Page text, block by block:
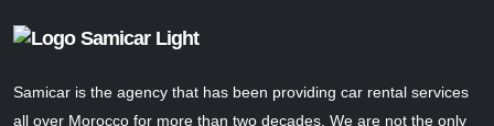
Samicar is the agency that has been providing car rental services
all over Morocco for more than two decades. We are not the only